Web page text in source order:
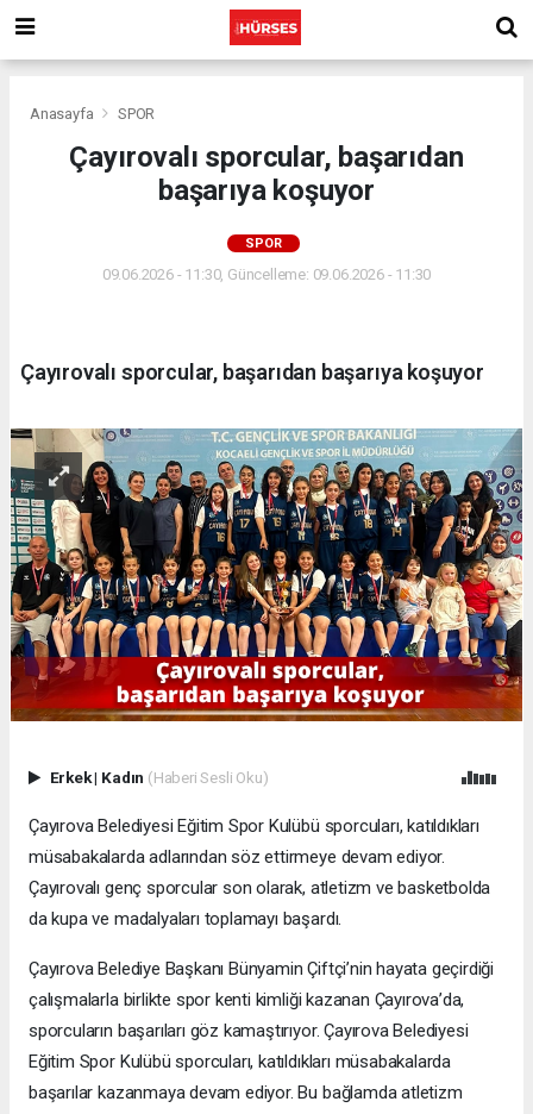
Anasayfa SPOR
Çayırovalı sporcular, başarıdan
başarıya koşuyor
SPOR
09.06.2026 - 11:30, Güncelleme: 09.06.2026 - 11:30
Çayırovalı sporcular, başarıdan başarıya koşuyor
Erkek| Kadın (Haberi Sesli Oku)
Çayırova Belediyesi Eğitim Spor Kulübü sporcuları, katıldıkları
müsabakalarda adlarından söz ettirmeye devam ediyor.
Çayırovalı genç sporcular son olarak, atletizm ve basketbolda
da kupa ve madalyaları toplamayı başardı.
Çayırova Belediye Başkanı Bünyamin Çiftçi’nin hayata geçirdiği
çalışmalarla birlikte spor kenti kimliği kazanan Çayırova’da,
sporcuların başarıları göz kamaştırıyor. Çayırova Belediyesi
Eğitim Spor Kulübü sporcuları, katıldıkları müsabakalarda
başarılar kazanmaya devam ediyor. Bu bağlamda atletizm